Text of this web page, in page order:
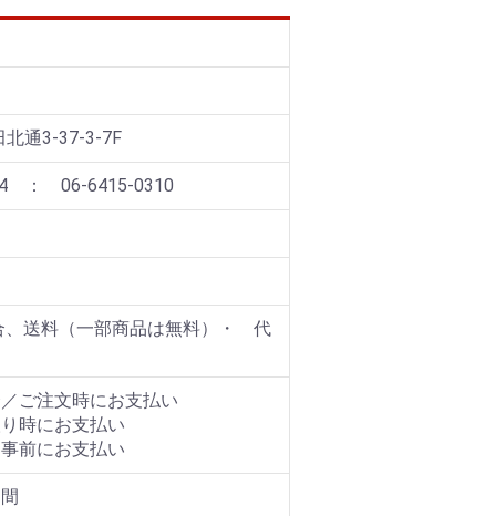
北通3-37-3-7F
： 06-6415-0310
、送料（一部商品は無料）・ 代
ご注文時にお支払い
時にお支払い
前にお支払い